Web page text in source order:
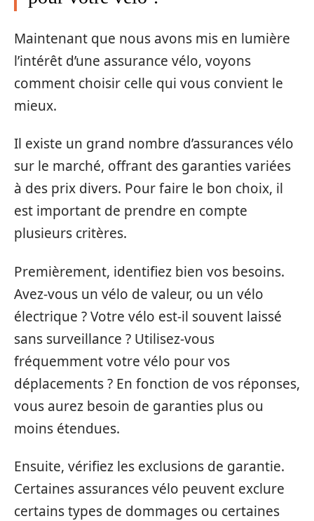
Maintenant que nous avons mis en lumière
l’intérêt d’une assurance vélo, voyons
comment choisir celle qui vous convient le
mieux.
Il existe un grand nombre d’assurances vélo
sur le marché, offrant des garanties variées
à des prix divers. Pour faire le bon choix, il
est important de prendre en compte
plusieurs critères.
Premièrement, identifiez bien vos besoins.
Avez-vous un vélo de valeur, ou un vélo
électrique ? Votre vélo est-il souvent laissé
sans surveillance ? Utilisez-vous
fréquemment votre vélo pour vos
déplacements ? En fonction de vos réponses,
vous aurez besoin de garanties plus ou
moins étendues.
Ensuite, vérifiez les exclusions de garantie.
Certaines assurances vélo peuvent exclure
certains types de dommages ou certaines